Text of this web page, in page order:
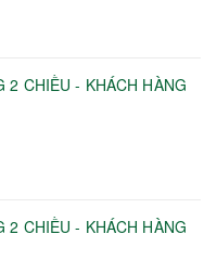
CHIỀU - KHÁCH HÀNG
CHIỀU - KHÁCH HÀNG